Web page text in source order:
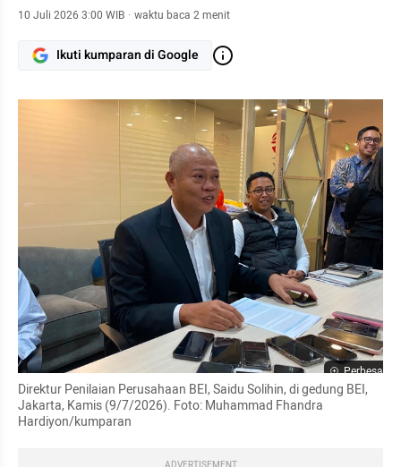
10 Juli 2026 3:00 WIB · waktu baca 2 menit
Ikuti kumparan di Google
Perbesar
Direktur Penilaian Perusahaan BEI, Saidu Solihin, di gedung BEI,
Jakarta, Kamis (9/7/2026). Foto: Muhammad Fhandra
Hardiyon/kumparan